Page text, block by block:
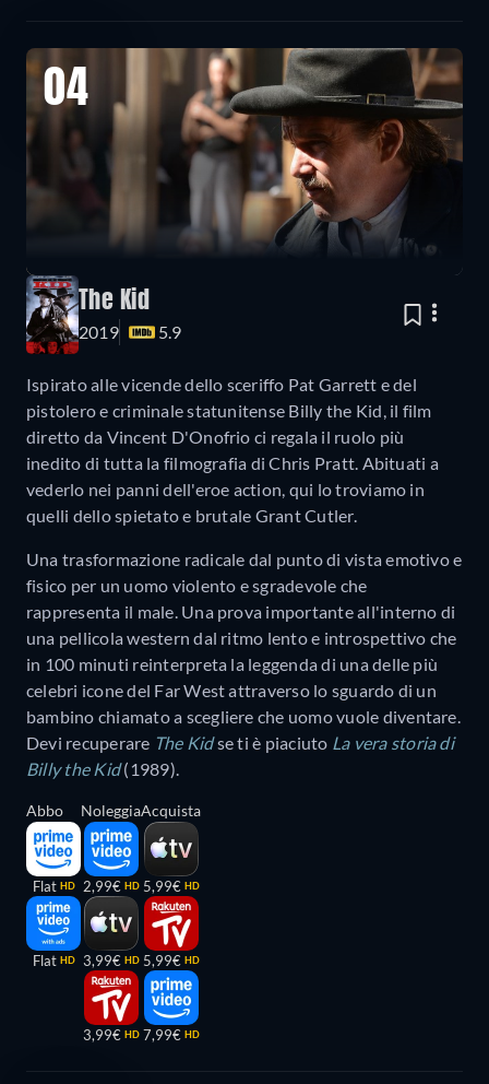
04
The Kid
2019 5.9
Ispirato alle vicende dello sceriffo Pat Garrett e del
pistolero e criminale statunitense Billy the Kid, il film
diretto da Vincent D'Onofrio ci regala il ruolo più
inedito di tutta la filmografia di Chris Pratt. Abituati a
vederlo nei panni dell'eroe action, qui lo troviamo in
quelli dello spietato e brutale Grant Cutler.
Una trasformazione radicale dal punto di vista emotivo e
fisico per un uomo violento e sgradevole che
rappresenta il male. Una prova importante all'interno di
una pellicola western dal ritmo lento e introspettivo che
in 100 minuti reinterpreta la leggenda di una delle più
celebri icone del Far West attraverso lo sguardo di un
bambino chiamato a scegliere che uomo vuole diventare.
Devi recuperare The Kidse ti è piaciuto La vera storia di
Billy the Kid(1989).
Abbo
Flat HD
Flat HD
Noleggia
2,99€ HD
3,99€ HD
3,99€ HD
Acquista
5,99€ HD
5,99€ HD
7,99€ HD